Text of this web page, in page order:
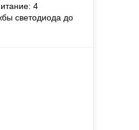
4
светодиода до